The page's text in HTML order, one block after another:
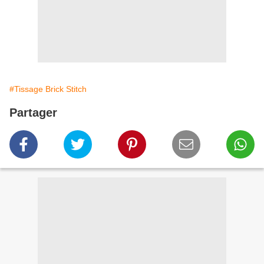
#Tissage Brick Stitch
Partager